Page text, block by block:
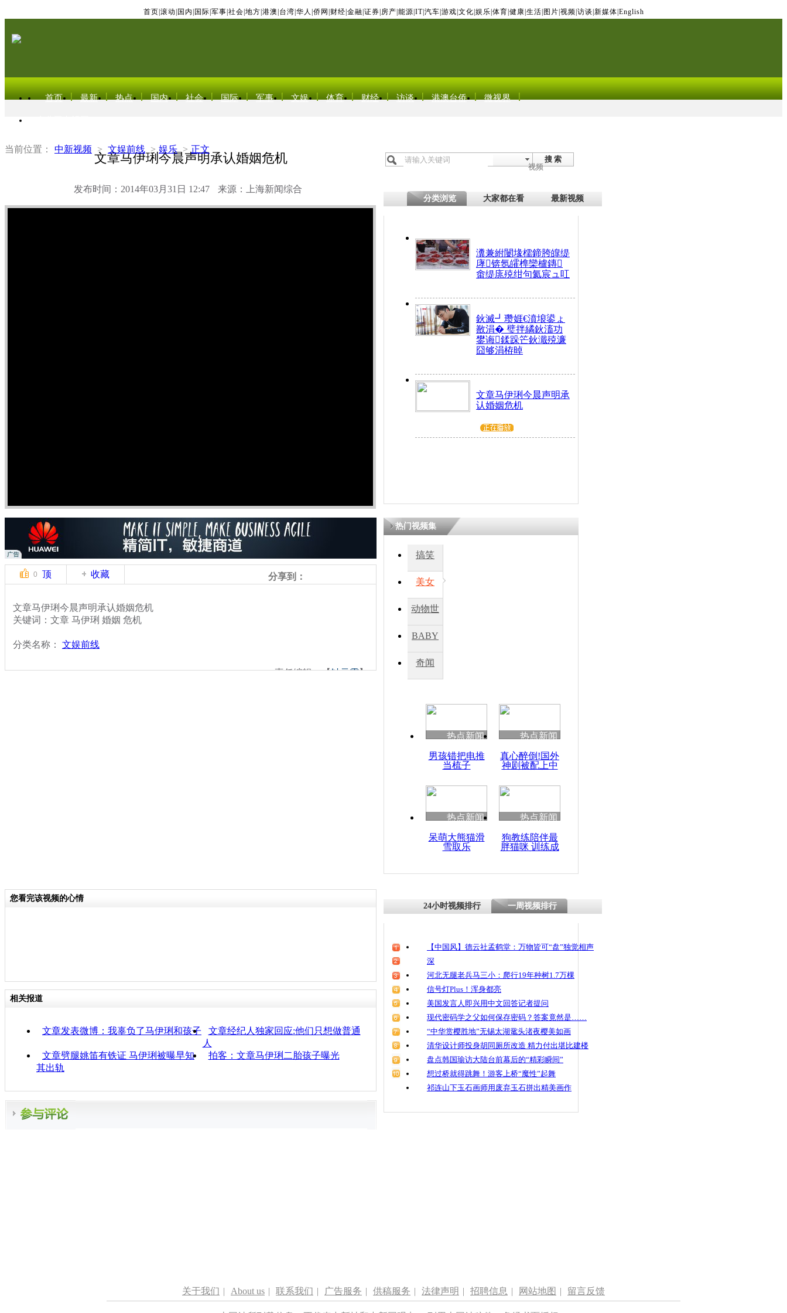
首页 滚动 国内 国际 军事 社会 地方 港澳 台湾 华人 侨网 财经 金融 证券 房产 能源 IT| 汽车 游戏 文化 娱乐 体育 健康 生活 图片 视频 访谈 新媒体 English
首页 最新 热点 国内 社会 国际 军事 文娱 体育 财经 访谈 港澳台侨 微视界
当前位置： 中新视频 > 文娱前线 > 娱乐 > 正文
文章马伊琍今晨声明承认婚姻危机
发布时间：2014年03月31日 12:47 来源：上海新闻综合
搜 索
视频
分类浏览 大家都在看 最新视频
瀵兼紨闄堟檽鍗胯皥缇
庨锛氬皬榫欒櫨鏄
畬缇庣殑绀句氦宸ュ叿
鈥滅┛瓒娾€濆埌鍙ょ
敾涓� 璧拌繘鈥滀功
鐢诲鍒跺笀鈥濈殑濂
囧够涓栫晫
文章马伊琍今晨声明承
认婚姻危机
0 顶 收藏 分享到：
文章马伊琍今晨声明承认婚姻危机
关键词：文章 马伊琍 婚姻 危机
分类名称： 文娱前线
责任编辑：【钟元霞】
热门视频集
搞笑
美女
动物世
BABY
秀
奇闻
热点新闻
男孩错把电推
当梳子
热点新闻
真心醉倒!国外
神剧被配上中
热点新闻
呆萌大熊猫滑
雪取乐
热点新闻
狗教练陪伴最
胖猫咪 训练成
您看完该视频的心情
相关报道
文章发表微博：我辜负了马伊琍和孩子
文章经纪人独家回应:他们只想做普通
人
文章劈腿姚笛有铁证 马伊琍被曝早知
其出轨
拍客：文章马伊琍二胎孩子曝光
24小时视频排行 一周视频排行
【中国风】德云社孟鹤堂：万物皆可“盘”独觉相声
深
河北无腿老兵马三小：爬行19年种树1.7万棵
信号灯Plus！浑身都亮
美国发言人即兴用中文回答记者提问
现代密码学之父如何保存密码？答案竟然是……
“中华赏樱胜地”无锡太湖鼋头渚夜樱美如画
清华设计师投身胡同厕所改造 精力付出堪比建楼
盘点韩国瑜访大陆台前幕后的“精彩瞬间”
想过桥就得跳舞！游客上桥“魔性”起舞
祁连山下玉石画师用废弃玉石拼出精美画作
关于我们 | About us | 联系我们 | 广告服务 | 供稿服务 | 法律声明 | 招聘信息 | 网站地图 | 留言反馈